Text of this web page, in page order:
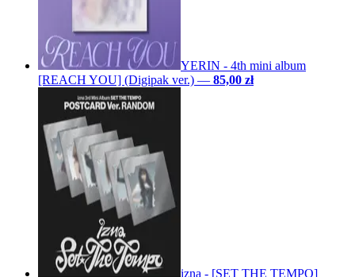
YERIN - 4th mini album
[REACH YOU] (Digipak ver.) — 85,00 zł
izna - [SET THE TEMPO]